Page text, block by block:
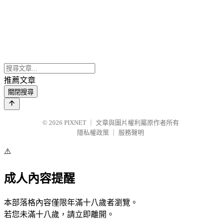
推薦文章
關閉搜尋
© 2026 PIXNET
文章與圖片權利屬原作者所有
隱私權政策
服務聲明
⚠️
成人內容提醒
本部落格內容僅限年滿十八歲者瀏覽。
若您未滿十八歲，請立即離開。